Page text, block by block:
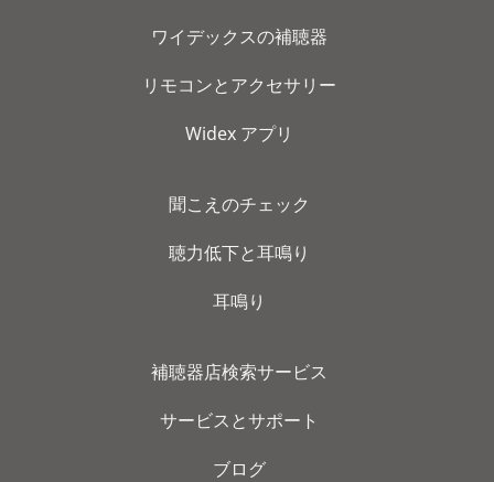
ワイデックスの補聴器
リモコンとアクセサリー
Widex アプリ
聞こえのチェック
聴力低下と耳鳴り
耳鳴り
補聴器店検索サービス
サービスとサポート
ブログ